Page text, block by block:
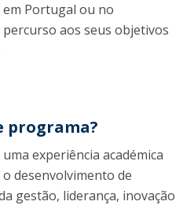
Portugal ou no
aos seus objetivos
programa?
experiência académica
desenvolvimento de
gestão, liderança, inovação